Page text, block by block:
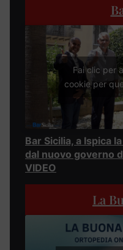
Fai clic per
cookie per
Bar Sicilia, a Ispica
dal nuovo governo
VIDEO
La